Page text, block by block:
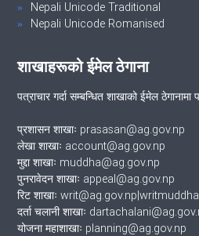
Nepali Unicode Traditional
Nepali Unicode Romanised
शाखाहरूको ईमेल ठेगाना
पत्राचार गर्दा सम्बन्धित शाखाको ईमेल
प्रशासन शाखाः prasasan@ag.gov.np
लेखा शाखाः account@ag.gov.np
मुद्दा शाखाः muddha@ag.gov.np
पुनरावेदन शाखाः appeal@ag.gov.np
रिट शाखाः
दर्ता चलानी शाखाः
योजना महाशाखाः planning@ag.gov.np